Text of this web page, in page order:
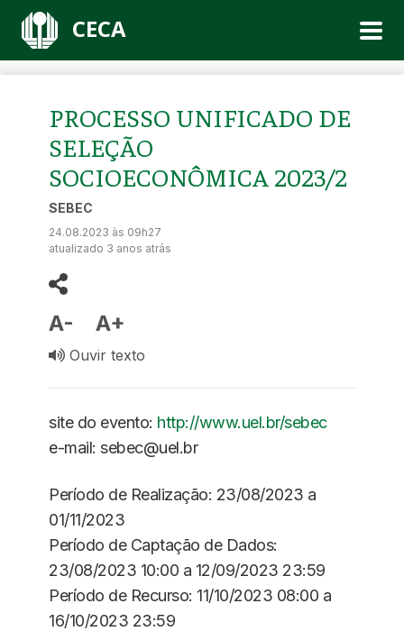
CECA
PROCESSO UNIFICADO DE
SELEÇÃO
SOCIOECONÔMICA 2023/2
SEBEC
24.08.2023 às 09h27
atualizado 3 anos atrás
A- A+
Ouvir texto
site do evento: http://www.uel.br/sebec
e-mail: sebec@uel.br
Período de Realização: 23/08/2023 a
01/11/2023
Período de Captação de Dados:
23/08/2023 10:00 a 12/09/2023 23:59
Período de Recurso: 11/10/2023 08:00 a
16/10/2023 23:59